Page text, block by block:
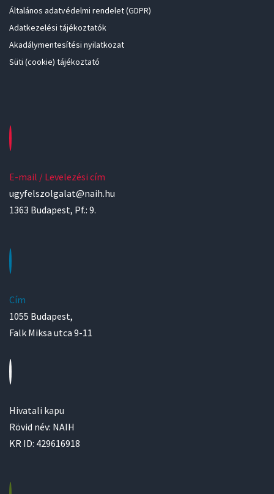
Általános adatvédelmi rendelet (GDPR)
Adatkezelési tájékoztatók
Akadálymentesítési nyilatkozat
Süti (cookie) tájékoztató
E-mail / Levelezési cím
ugyfelszolgalat@naih.hu
1363 Budapest, Pf.: 9.
Cím
1055 Budapest,
Falk Miksa utca 9-11
Hivatali kapu
Rövid név: NAIH
KR ID: 429616918